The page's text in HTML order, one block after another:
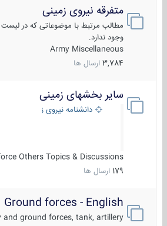
متفرقه نیروی زمینی
مطالب مرتبط با موضوعاتی که در لیست
وجود ندارد.
Army Miscellaneous
3,784 ارسال ها
سایر بخشهای زمینی
دانشنامه نیروی زمینی
force Others Topics & Discussions
179 ارسال ها
Ground forces - English
and ground forces, tank, artillery ...